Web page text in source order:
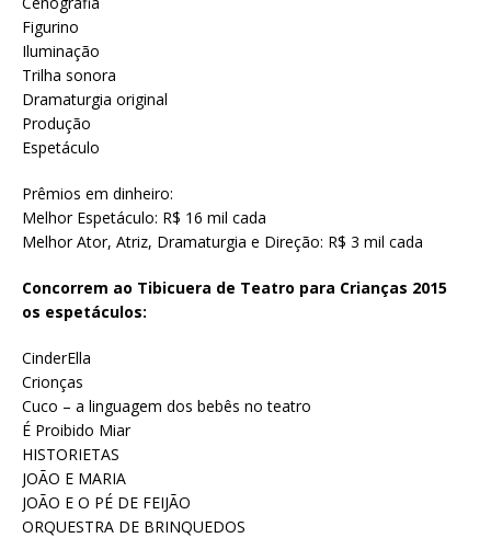
Figurino
Iluminação
Trilha sonora
Dramaturgia original
Produção
Espetáculo
Prêmios em dinheiro:
Melhor Espetáculo: R$ 16 mil cada
Melhor Ator, Atriz, Dramaturgia e Direção: R$ 3 mil cada
Concorrem ao Tibicuera de Teatro para Crianças 2015
os espetáculos:
CinderElla
Crionças
Cuco – a linguagem dos bebês no teatro
É Proibido Miar
HISTORIETAS
JOÃO E MARIA
JOÃO E O PÉ DE FEIJÃO
ORQUESTRA DE BRINQUEDOS